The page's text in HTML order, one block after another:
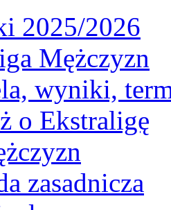
2025/2026
Mężczyzn
wyniki,
o Ekstraligę
zasadnicza